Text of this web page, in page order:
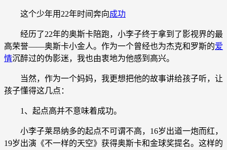
这个少年用22年时间奔向成功
经历了22年的奥斯卡陪跑，小李子终于拿到了影视界的最
高荣誉——奥斯卡小金人。作为一个曾经也为杰克和罗斯的爱
情沉醉过的伪影迷，我也由衷地为他感到高兴。
当然，作为一个妈妈，我更想把他的故事讲给孩子听，让
孩子懂得这几点：
1、起点高并不意味着成功。
小李子莱昂纳多的起点不可谓不高，16岁出道一炮而红，
19岁出演《不一样的天空》获得奥斯卡和金球奖提名。这样的